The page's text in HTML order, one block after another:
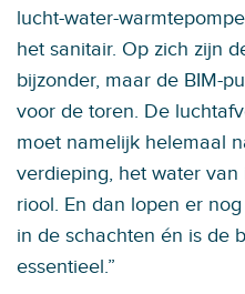
lucht-water-
het sanitair. Op zich zijn
bijzonder, maar de BIM-
voor de toren. De
moet namelijk helemaal
verdieping, het water
riool. En dan lopen er
in de schachten én is de
essentieel.”